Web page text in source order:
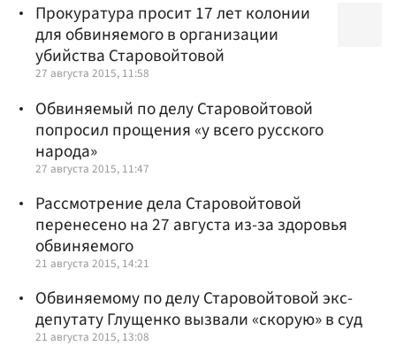
Прокуратура просит 17 лет колонии
для обвиняемого в организации
убийства Старовойтовой
27 августа 2015, 11:58
Обвиняемый по делу Старовойтовой
попросил прощения «у всего русского
народа»
27 августа 2015, 11:47
Рассмотрение дела Старовойтовой
перенесено на 27 августа из-за здоровья
обвиняемого
21 августа 2015, 14:21
Обвиняемому по делу Старовойтовой экс-
депутату Глущенко вызвали «скорую» в суд
21 августа 2015, 13:08